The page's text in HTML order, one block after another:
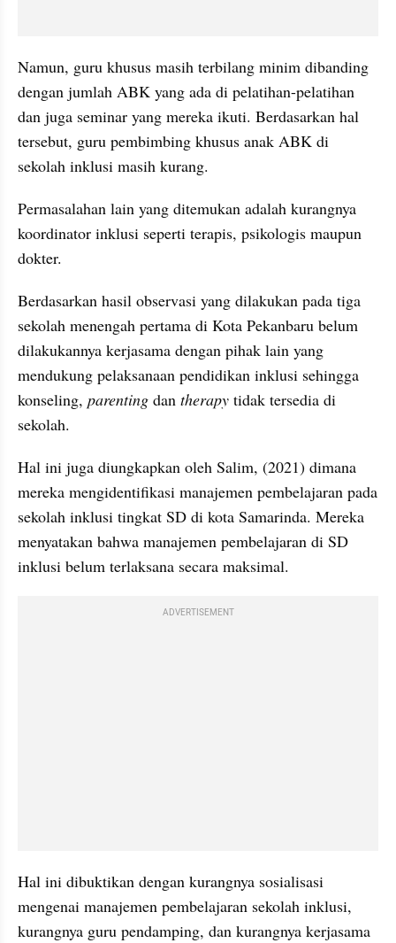
Namun, guru khusus masih terbilang minim dibanding
dengan jumlah ABK yang ada di pelatihan-pelatihan
dan juga seminar yang mereka ikuti. Berdasarkan hal
tersebut, guru pembimbing khusus anak ABK di
sekolah inklusi masih kurang.
Permasalahan lain yang ditemukan adalah kurangnya
koordinator inklusi seperti terapis, psikologis maupun
dokter.
Berdasarkan hasil observasi yang dilakukan pada tiga
sekolah menengah pertama di Kota Pekanbaru belum
dilakukannya kerjasama dengan pihak lain yang
mendukung pelaksanaan pendidikan inklusi sehingga
konseling, parenting dan therapy tidak tersedia di
sekolah.
Hal ini juga diungkapkan oleh Salim, (2021) dimana
mereka mengidentifikasi manajemen pembelajaran pada
sekolah inklusi tingkat SD di kota Samarinda. Mereka
menyatakan bahwa manajemen pembelajaran di SD
inklusi belum terlaksana secara maksimal.
ADVERTISEMENT
Hal ini dibuktikan dengan kurangnya sosialisasi
mengenai manajemen pembelajaran sekolah inklusi,
kurangnya guru pendamping, dan kurangnya kerjasama